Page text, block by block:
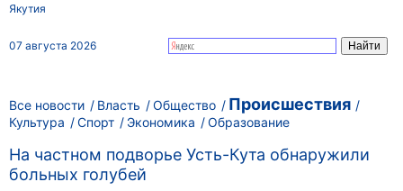
Якутия
07 августа 2026
Все новости Власть Общество Происшествия
Культура Спорт Экономика Образование
На частном подворье Усть-Кута обнаружили
больных голубей